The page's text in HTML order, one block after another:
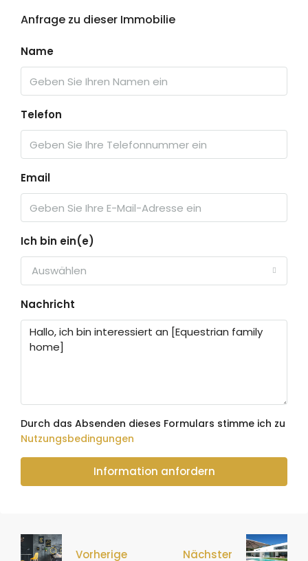
Anfrage zu dieser Immobilie
Name
Telefon
Email
Ich bin ein(e)
Auswählen
Nachricht
Durch das Absenden dieses Formulars stimme ich zu
Nutzungsbedingungen
Information anfordern
Vorherige Nächster